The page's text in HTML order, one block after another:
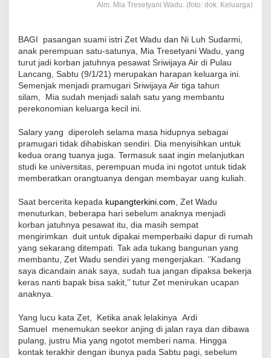
Alm. Mia Tresetyani Wadu. (foto: dok. Keluarga)
BAGI pasangan suami istri Zet Wadu dan Ni Luh Sudarmi,
anak perempuan satu-satunya, Mia Tresetyani Wadu, yang
turut jadi korban jatuhnya pesawat Sriwijaya Air di Pulau
Lancang, Sabtu (9/1/21) merupakan harapan keluarga ini.
Semenjak menjadi pramugari Sriwijaya Air tiga tahun
silam, Mia sudah menjadi salah satu yang membantu
perekonomian keluarga kecil ini.
Salary yang diperoleh selama masa hidupnya sebagai
pramugari tidak dihabiskan sendiri. Dia menyisihkan untuk
kedua orang tuanya juga. Termasuk saat ingin melanjutkan
studi ke universitas, perempuan muda ini ngotot untuk tidak
memberatkan orangtuanya dengan membayar uang kuliah.
Saat bercerita kepada kupangterkini.com, Zet Wadu
menuturkan, beberapa hari sebelum anaknya menjadi
korban jatuhnya pesawat itu, dia masih sempat
mengirimkan duit untuk dipakai memperbaiki dapur di rumah
yang sekarang ditempati. Tak ada tukang bangunan yang
membantu, Zet Wadu sendiri yang mengerjakan. ‘’Kadang
saya dicandain anak saya, sudah tua jangan dipaksa bekerja
keras nanti bapak bisa sakit,’’ tutur Zet menirukan ucapan
anaknya.
Yang lucu kata Zet, Ketika anak lelakinya Ardi
Samuel menemukan seekor anjing di jalan raya dan dibawa
pulang, justru Mia yang ngotot memberi nama. Hingga
kontak terakhir dengan ibunya pada Sabtu pagi, sebelum